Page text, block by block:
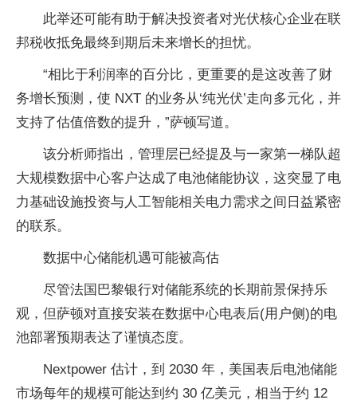
此举还可能有助于解决投资者对光伏核心企业在联
邦税收抵免最终到期后未来增长的担忧。
“相比于利润率的百分比，更重要的是这改善了财
务增长预测，使 NXT 的业务从‘纯光伏’走向多元化，并
支持了估值倍数的提升，”萨顿写道。
该分析师指出，管理层已经提及与一家第一梯队超
大规模数据中心客户达成了电池储能协议，这突显了电
力基础设施投资与人工智能相关电力需求之间日益紧密
的联系。
数据中心储能机遇可能被高估
尽管法国巴黎银行对储能系统的长期前景保持乐
观，但萨顿对直接安装在数据中心电表后(用户侧)的电
池部署预期表达了谨慎态度。
Nextpower 估计，到 2030 年，美国表后电池储能
市场每年的规模可能达到约 30 亿美元，相当于约 12